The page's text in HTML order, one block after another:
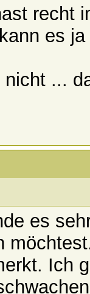
recht
es
...
es
Ich